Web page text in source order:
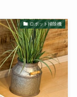
ロボット掃除機